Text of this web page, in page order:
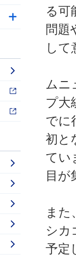
る可
問題
して
ムニ
プ大
でに
初と
てい
目が
また
シカ
予定